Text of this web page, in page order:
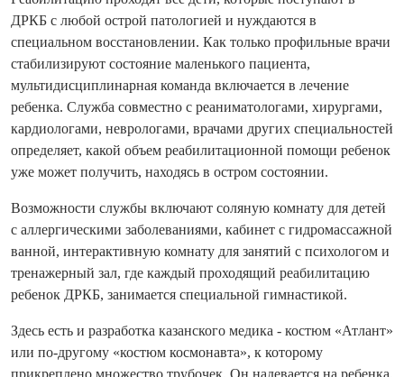
ДРКБ с любой острой патологией и нуждаются в
специальном восстановлении. Как только профильные врачи
стабилизируют состояние маленького пациента,
мультидисциплинарная команда включается в лечение
ребенка. Служба совместно с реаниматологами, хирургами,
кардиологами, неврологами, врачами других специальностей
определяет, какой объем реабилитационной помощи ребенок
уже может получить, находясь в остром состоянии.
Возможности службы включают соляную комнату для детей
с аллергическими заболеваниями, кабинет с гидромассажной
ванной, интерактивную комнату для занятий с психологом и
тренажерный зал, где каждый проходящий реабилитацию
ребенок ДРКБ, занимается специальной гимнастикой.
Здесь есть и разработка казанского медика - костюм «Атлант»
или по-другому «костюм космонавта», к которому
прикреплено множество трубочек. Он надевается на ребенка,